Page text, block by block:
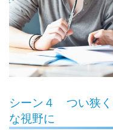
シーン４ つい狭く
な視野に